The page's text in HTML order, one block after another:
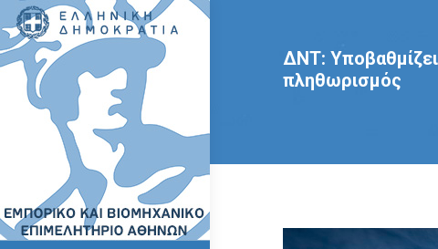
ΔΝΤ:
πληθωρισμός